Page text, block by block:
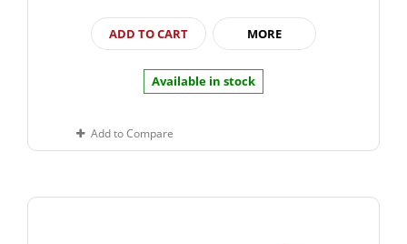
ADD TO CART MORE
Available in stock
Add to Compare